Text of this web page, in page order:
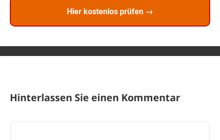
Hier kostenlos prüfen →
Hinterlassen Sie einen Kommentar